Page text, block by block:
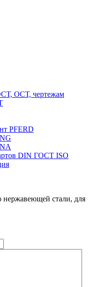
ОСТ, чертежам
PFERD
DIN ГОСТ ISO
нержавеющей стали, для